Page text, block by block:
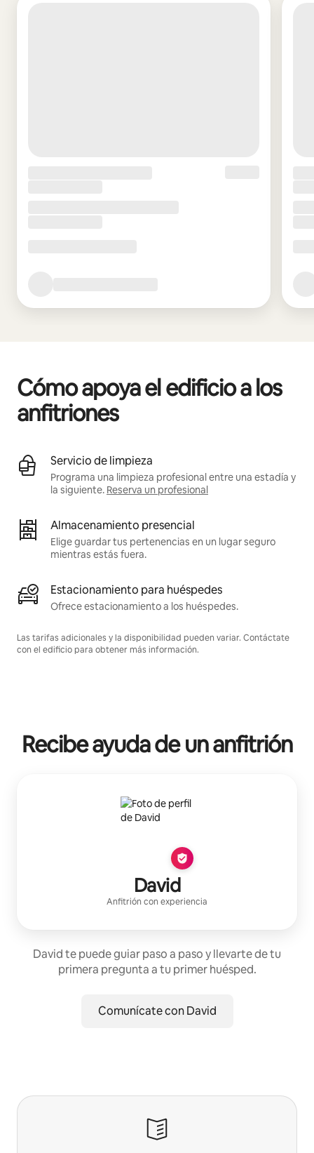
Cómo apoya el edificio a los
anfitriones
Servicio de limpieza
Programa una limpieza profesional entre una estadía y
la siguiente. Reserva un profesional
Almacenamiento presencial
Elige guardar tus pertenencias en un lugar seguro
mientras estás fuera.
Estacionamiento para huéspedes
Ofrece estacionamiento a los huéspedes.
Las tarifas adicionales y la disponibilidad pueden variar. Contáctate
con el edificio para obtener más información.
Recibe ayuda de un anfitrión
David
Anfitrión con experiencia
David te puede guiar paso a paso y llevarte de tu
primera pregunta a tu primer huésped.
Comunícate con David